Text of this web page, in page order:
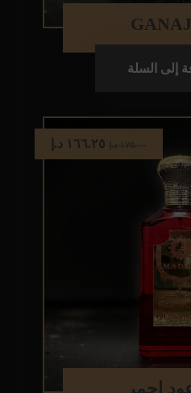
إلى السلة
احمر
١٧٥.٠٠ د.إ ١٦٦.٢٥ د.إ